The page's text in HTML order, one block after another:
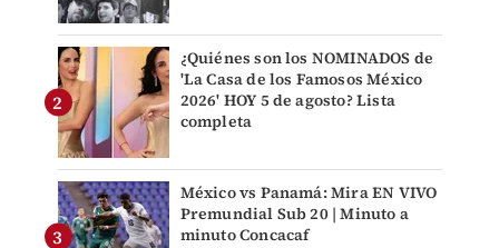
¿Quiénes son los NOMINADOS de
'La Casa de los Famosos México
2026' HOY 5 de agosto? Lista
completa
México vs Panamá: Mira EN VIVO
Premundial Sub 20 | Minuto a
minuto Concacaf